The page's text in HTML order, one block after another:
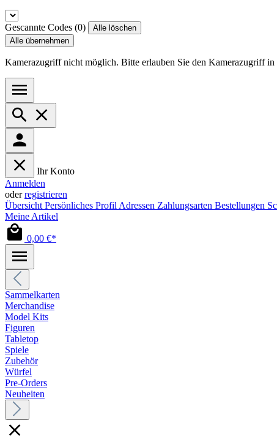
Gescannte Codes (0)
Alle löschen
Alle übernehmen
Kamerazugriff nicht möglich. Bitte erlauben Sie den Kamerazugriff
Ihr Konto
Anmelden
oderregistrieren
Übersicht Persönliches Profil Adressen Zahlungsarten Bestellungen
Meine Artikel
0,00 €*
Sammelkarten
Merchandise
Model Kits
Figuren
Tabletop
Spiele
Zubehör
Würfel
Pre-Orders
Neuheiten